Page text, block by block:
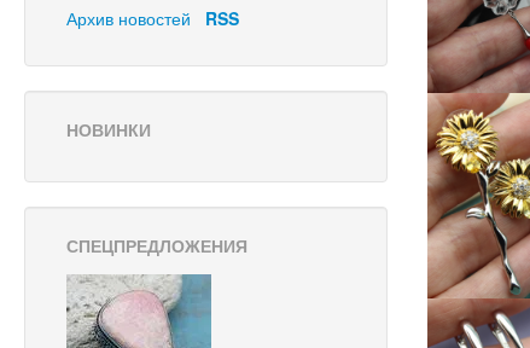
Архив новостей
RSS
НОВИНКИ
СПЕЦПРЕДЛОЖЕНИЯ